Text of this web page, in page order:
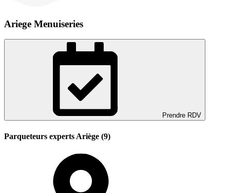
Ariege Menuiseries
Prendre RDV
Parqueteurs experts Ariège (9)